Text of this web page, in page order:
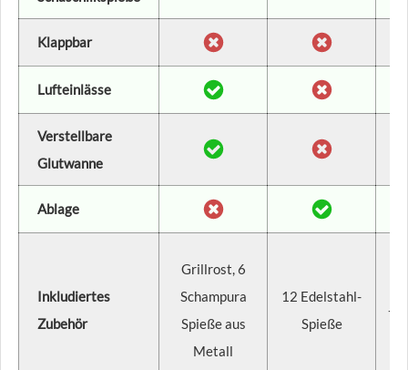
Klappbar
Lufteinlässe
Verstellbare
Glutwanne
Ablage
Inkludiertes
Zubehör
Grillrost, 6
Schampura
Spieße aus
Metall
12 Edelstahl-
Spieße
+